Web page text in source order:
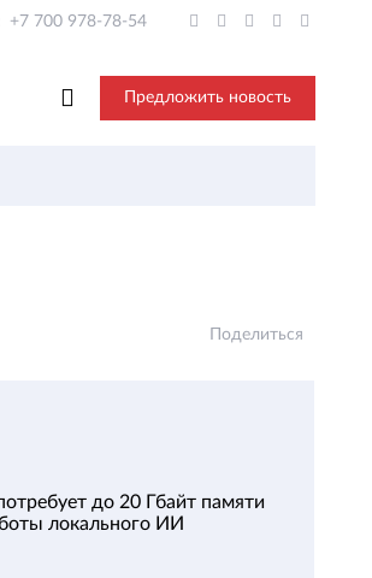
+7 700 978-78-54
Предложить новость
Поделиться
до 20 Гбайт памяти
локального ИИ